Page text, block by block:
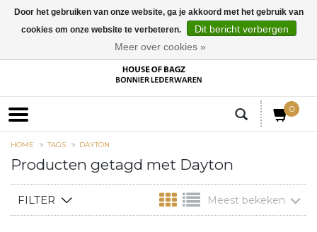
0
HOME TAGS DAYTON
Producten getagd met Dayton
FILTER Meest bekeken
Door het gebruiken van onze website, ga je akkoord met het gebruik van
cookies om onze website te verbeteren.
Dit bericht verbergen
Meer over cookies »